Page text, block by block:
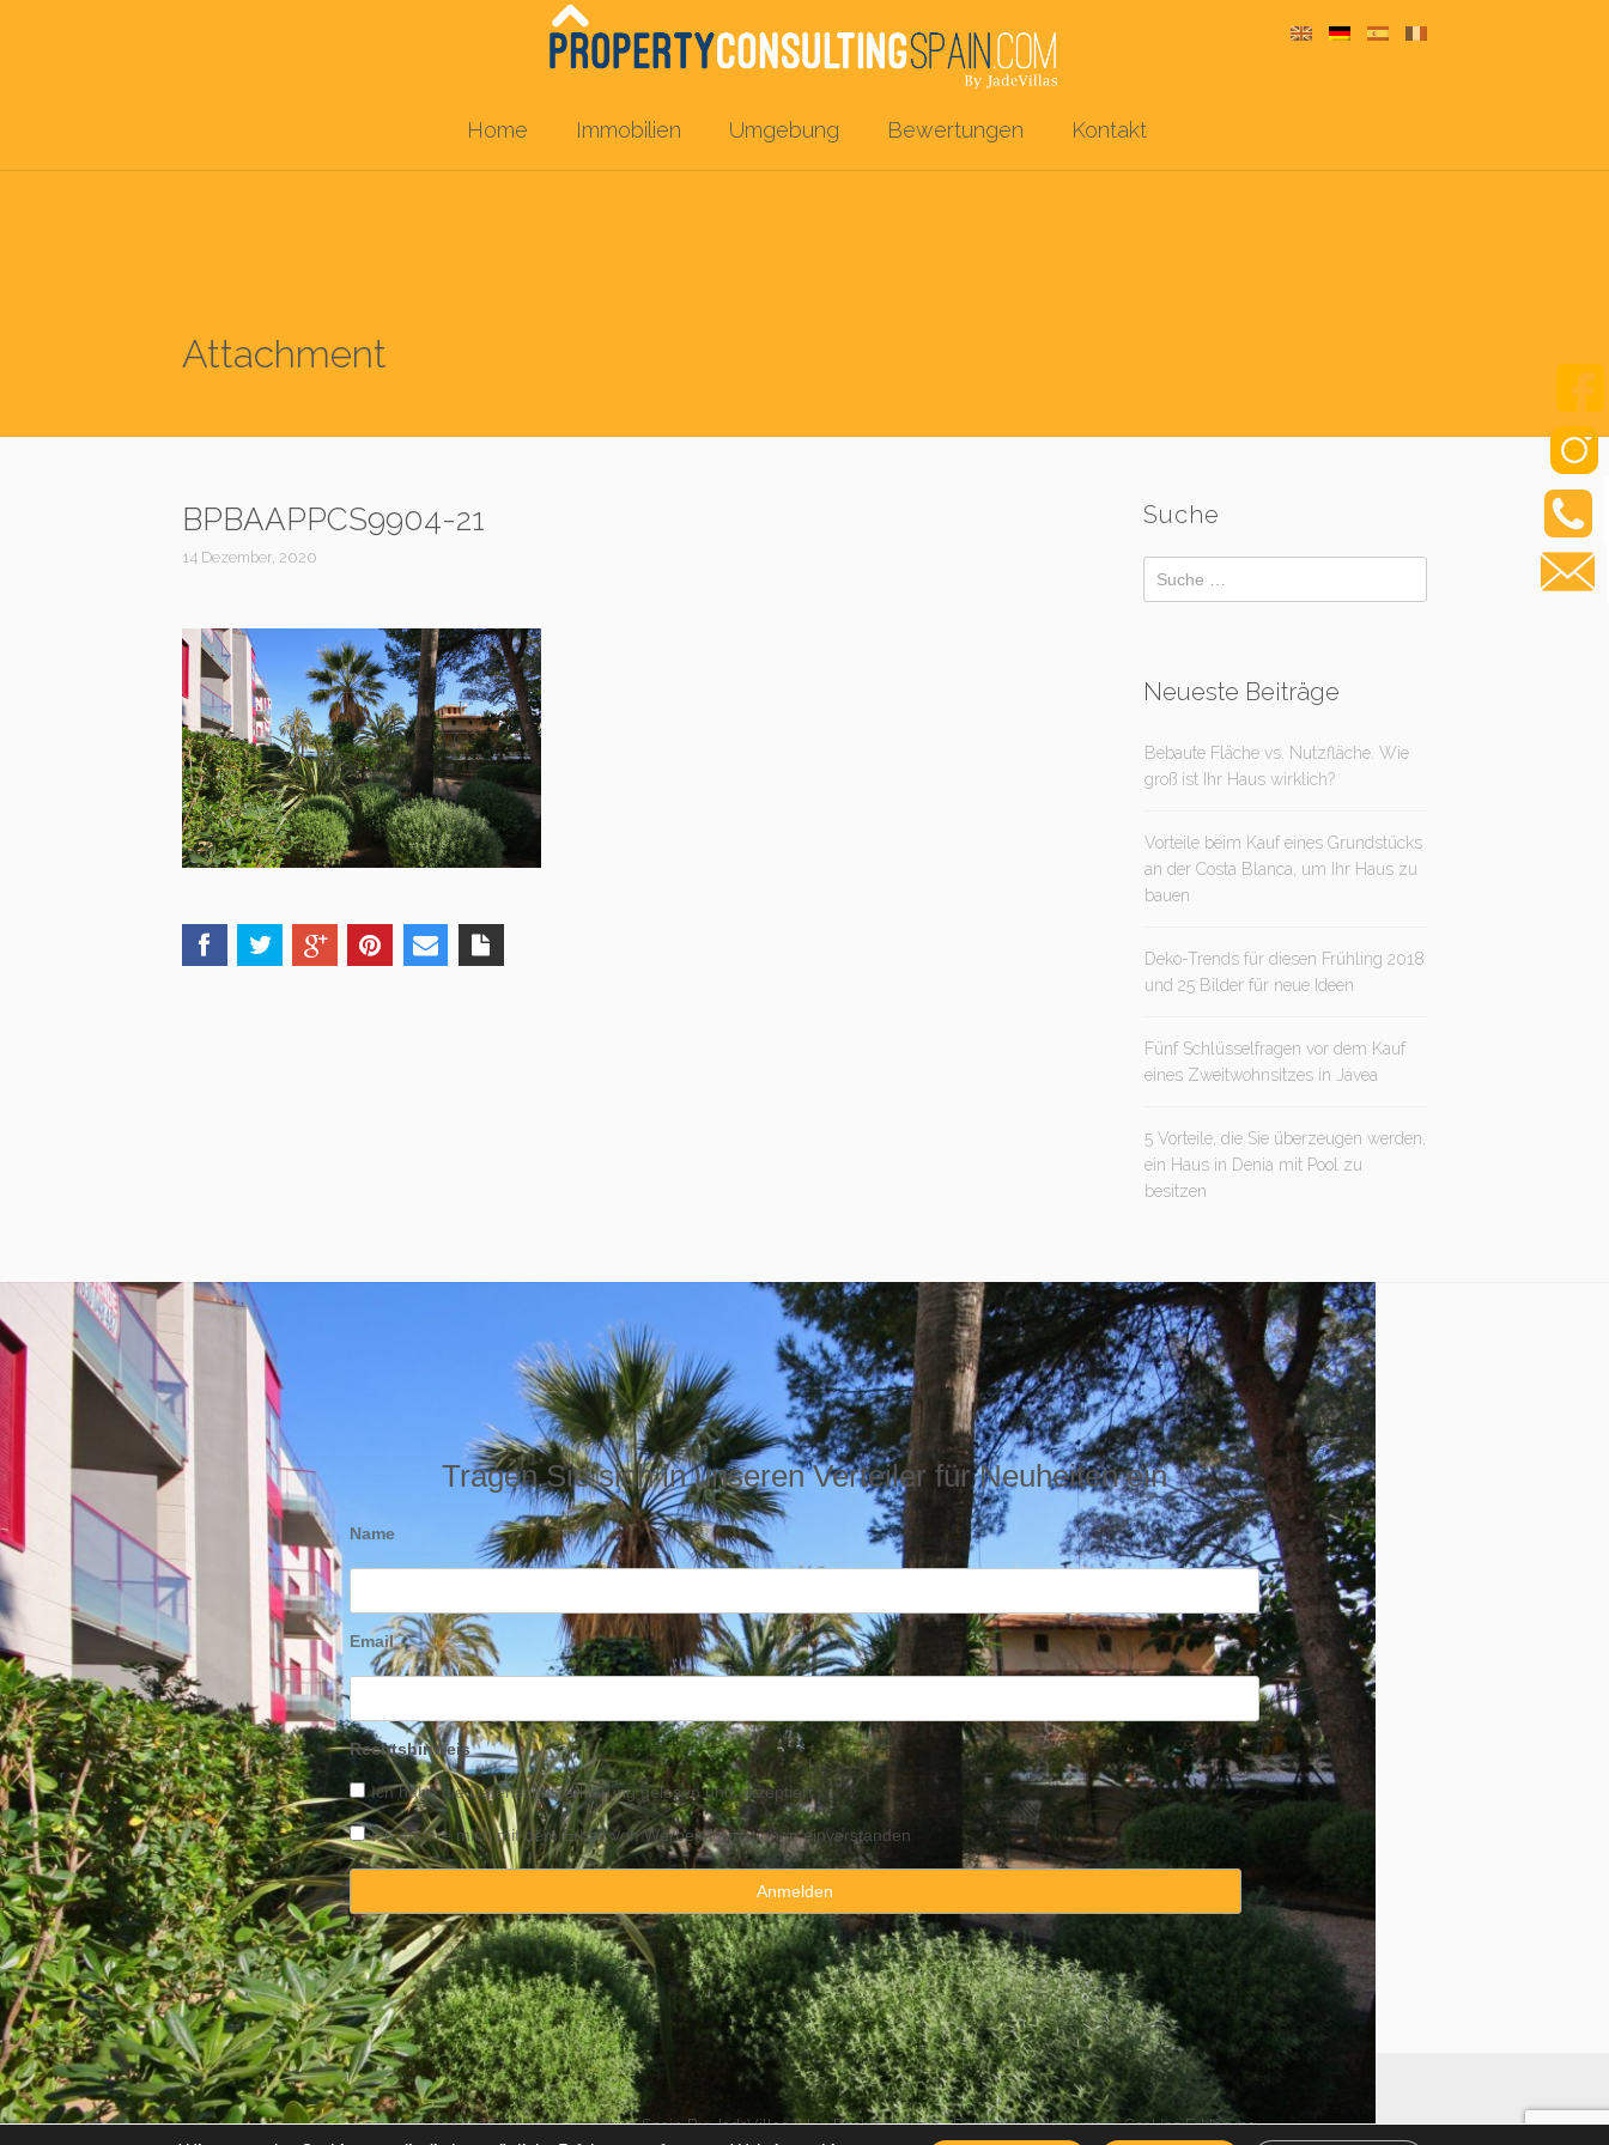
Home Immobilien Umgebung Bewertungen Kontakt
Attachment
BPBAAPPCS9904-21
14 Dezember, 2020
Suche
Neueste Beiträge
Bebaute Fläche vs. Nutzfläche. Wie
groß ist Ihr Haus wirklich?
Vorteile beim Kauf eines Grundstücks
an der Costa Blanca, um Ihr Haus zu
bauen
Deko-Trends für diesen Frühling 2018
und 25 Bilder für neue Ideen
Fünf Schlüsselfragen vor dem Kauf
eines Zweitwohnsitzes in Jávea
5 Vorteile, die Sie überzeugen werden,
ein Haus in Denia mit Pool zu
besitzen
Tragen Sie sich in unseren Verteiler für Neuheiten ein
Name
Email
Rechtshinweis
Ich habe dieDatenschutzerklärunggelesen und akzeptiert
Ich erkläre mich mit dem Erhalt von Werbeinformationen einverstanden
Copyright © 2025 Property Consulting Spain By JadeVillas S.L. ·Rechtshinweis·Datenschutzhinweise·Cookies Erklärung